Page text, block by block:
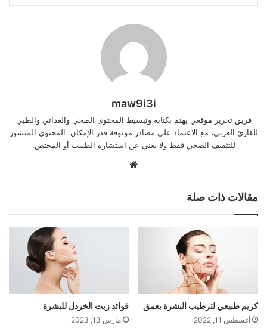
maw9i3i
فريق تحرير موقعي يهتم بكتابة وتبسيط المحتوى الصحي والغذائي والطبي
للقارئ العربي، مع الاعتماد على مصادر موثوقة قدر الإمكان. المحتوى المنشور
للتثقيف الصحي فقط ولا يغني عن استشارة الطبيب أو المختص.
مقالات ذات صلة
كريم طبيعي لترطيب البشرة بعمق
أغسطس 11, 2022
فوائد زيت الخردل للبشرة
مارس 13, 2023